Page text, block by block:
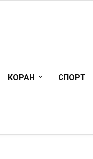
КОРАН СПОРТ